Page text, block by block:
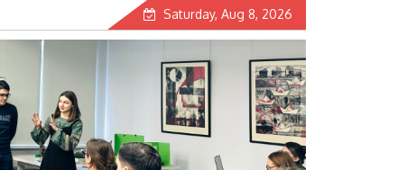
Saturday, Aug 8, 2026